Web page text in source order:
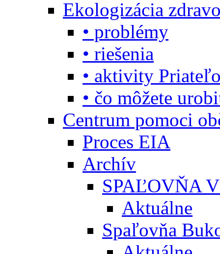
Ekologizácia
• problémy
• riešenia
• aktivity
• čo môžete
Centrum pomoci
Proces EIA
Archív
SPAĽOVŇA
Aktuálne
Spaľovňa